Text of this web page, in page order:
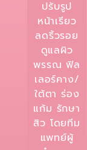
ปรับรูป
หน้าเรียว
ลดริ้วรอย
ดูแลผิว
พรรณ ฟิล
เลอร์คาง/
ใต้ตา ร่อง
แก้ม รักษา
สิว โดยทีม
แพทย์ผู้